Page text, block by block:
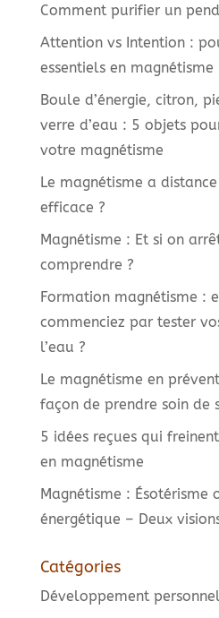
Comment purifier un
Attention vs Intention :
essentiels en magnétisme
Boule d’énergie, citron,
verre d’eau : 5 objets
votre magnétisme
Le magnétisme a
efficace ?
Magnétisme : Et si on
comprendre ?
Formation magnétisme :
commenciez par tester
l’eau ?
Le magnétisme en
façon de prendre soin de
5 idées reçues qui
en magnétisme
Magnétisme : Ésotérisme
énergétique – Deux
Catégories
Développement